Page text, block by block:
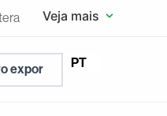
Veja mais
expor PT
ES